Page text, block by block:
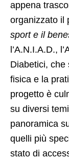
appena
organizzato il
sport e il
l’A.N.I.A.D.,
Diabetici, che
fisica e la
progetto è
su diversi
panoramica
quelli più
stato di